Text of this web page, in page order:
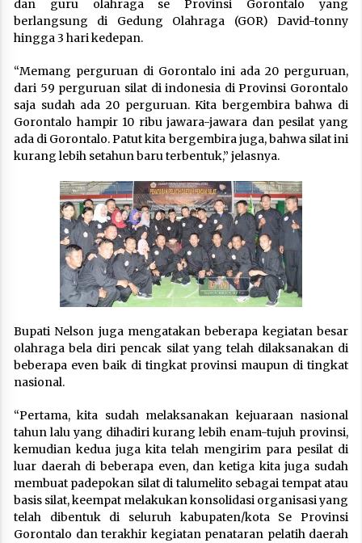
dan guru olahraga se Provinsi Gorontalo yang
berlangsung di Gedung Olahraga (GOR) David-tonny
hingga 3 hari kedepan.
“Memang perguruan di Gorontalo ini ada 20 perguruan,
dari 59 perguruan silat di indonesia di Provinsi Gorontalo
saja sudah ada 20 perguruan. Kita bergembira bahwa di
Gorontalo hampir 10 ribu jawara-jawara dan pesilat yang
ada di Gorontalo. Patut kita bergembira juga, bahwa silat ini
kurang lebih setahun baru terbentuk,” jelasnya.
Bupati Nelson juga mengatakan beberapa kegiatan besar
olahraga bela diri pencak silat yang telah dilaksanakan di
beberapa even baik di tingkat provinsi maupun di tingkat
nasional.
“Pertama, kita sudah melaksanakan kejuaraan nasional
tahun lalu yang dihadiri kurang lebih enam-tujuh provinsi,
kemudian kedua juga kita telah mengirim para pesilat di
luar daerah di beberapa even, dan ketiga kita juga sudah
membuat padepokan silat di talumelito sebagai tempat atau
basis silat, keempat melakukan konsolidasi organisasi yang
telah dibentuk di seluruh kabupaten/kota Se Provinsi
Gorontalo dan terakhir kegiatan penataran pelatih daerah